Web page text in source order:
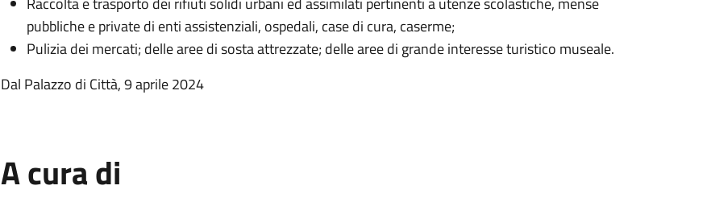
pubbliche e private di enti assistenziali, ospedali, case di cura, caserme;
Pulizia dei mercati; delle aree di sosta attrezzate; delle aree di grande interesse turistico museale.
Dal Palazzo di Città, 9 aprile 2024
A cura di